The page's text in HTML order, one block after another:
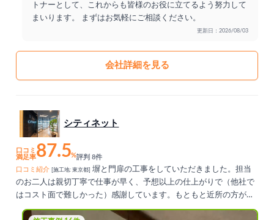
トナーとして、これからも皆様のお役に立てるよう努力して
まいります。 まずはお気軽にご相談ください。
更新日：2026/08/03
会社詳細を見る
シティネット
口コミ
満足率87.5%評判 8件
口コミ紹介
[施工地: 東京都]
塀と門扉の工事をしていただきました。担当
のお二人は親切丁寧で仕事が早く、予想以上の仕上がりで（他社で
はコスト面で難しかった）感謝しています。もともと近所の方が車
で塀に追突し塀が倒壊した事故だったのですが、区役所から位置指